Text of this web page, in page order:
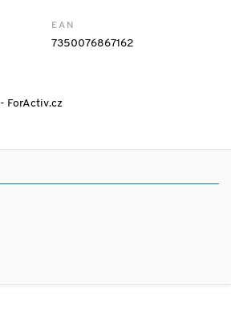
EAN
7350076867162
- ForActiv.cz